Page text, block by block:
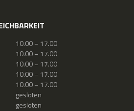
10.00 – 17.00
10.00 – 17.00
10.00 – 17.00
10.00 – 17.00
10.00 – 17.00
gesloten
gesloten